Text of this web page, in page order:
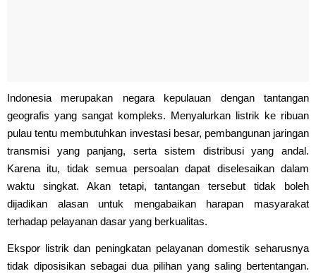
Indonesia merupakan negara kepulauan dengan tantangan
geografis yang sangat kompleks. Menyalurkan listrik ke ribuan
pulau tentu membutuhkan investasi besar, pembangunan jaringan
transmisi yang panjang, serta sistem distribusi yang andal.
Karena itu, tidak semua persoalan dapat diselesaikan dalam
waktu singkat. Akan tetapi, tantangan tersebut tidak boleh
dijadikan alasan untuk mengabaikan harapan masyarakat
terhadap pelayanan dasar yang berkualitas.
Ekspor listrik dan peningkatan pelayanan domestik seharusnya
tidak diposisikan sebagai dua pilihan yang saling bertentangan.